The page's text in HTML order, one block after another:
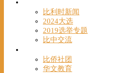
比利时新闻
2024大选
2019选举专题
比中交流
比侨社团
华文教育